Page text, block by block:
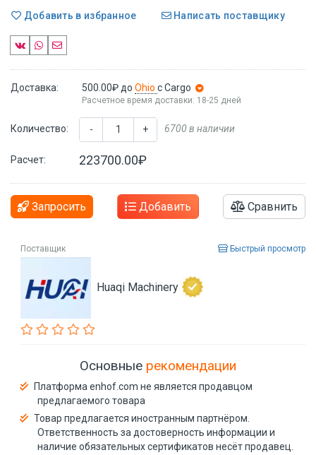
Добавить в избранное
Написать поставщику
Доставка: 500.00₽ до Ohio с Cargo
Расчетное время доставки: 18-25 дней
Количество: - + 6700 в наличии
Расчет: 223700.00₽
Запросить Добавить Сравнить
Поставщик Быстрый просмотр
Huaqi Machinery
Основные рекомендации
Платформа enhof.com не является продавцом
предлагаемого товара
Товар предлагается иностранным партнёром.
Ответственность за достоверность информации и
наличие обязательных сертификатов несёт продавец.